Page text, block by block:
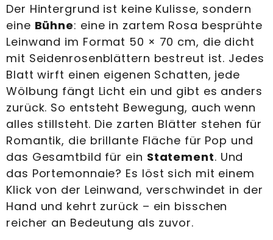
Der Hintergrund ist keine Kulisse, sondern
eine Bühne: eine in zartem Rosa besprühte
Leinwand im Format 50 × 70 cm, die dicht
mit Seidenrosenblättern bestreut ist. Jedes
Blatt wirft einen eigenen Schatten, jede
Wölbung fängt Licht ein und gibt es anders
zurück. So entsteht Bewegung, auch wenn
alles stillsteht. Die zarten Blätter stehen für
Romantik, die brillante Fläche für Pop und
das Gesamtbild für ein Statement. Und
das Portemonnaie? Es löst sich mit einem
Klick von der Leinwand, verschwindet in der
Hand und kehrt zurück – ein bisschen
reicher an Bedeutung als zuvor.